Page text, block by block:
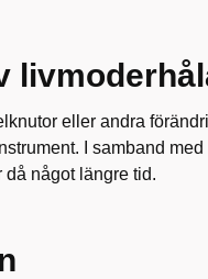
eller andra
I samband
då något längre tid.